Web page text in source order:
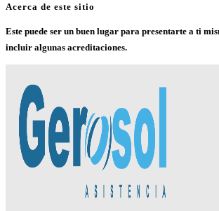
Acerca de este sitio
Este puede ser un buen lugar para presentarte a ti
incluir algunas acreditaciones.